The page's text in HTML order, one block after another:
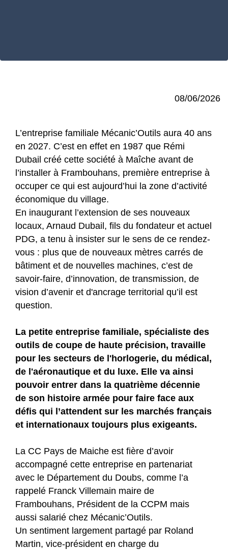
08/06/2026
L’entreprise familiale Mécanic’Outils aura 40 ans
en 2027. C’est en effet en 1987 que Rémi
Dubail créé cette société à Maîche avant de
l’installer à Frambouhans, première entreprise à
occuper ce qui est aujourd’hui la zone d’activité
économique du village.
En inaugurant l’extension de ses nouveaux
locaux, Arnaud Dubail, fils du fondateur et actuel
PDG, a tenu à insister sur le sens de ce rendez-
vous : plus que de nouveaux mètres carrés de
bâtiment et de nouvelles machines, c’est de
savoir-faire, d’innovation, de transmission, de
vision d’avenir et d'ancrage territorial qu’il est
question.
La petite entreprise familiale, spécialiste des
outils de coupe de haute précision, travaille
pour les secteurs de l'horlogerie, du médical,
de l'aéronautique et du luxe. Elle va ainsi
pouvoir entrer dans la quatrième décennie
de son histoire armée pour faire face aux
défis qui l’attendent sur les marchés français
et internationaux toujours plus exigeants.
La CC Pays de Maiche est fière d’avoir
accompagné cette entreprise en partenariat
avec le Département du Doubs, comme l’a
rappelé Franck Villemain maire de
Frambouhans, Président de la CCPM mais
aussi salarié chez Mécanic’Outils.
Un sentiment largement partagé par Roland
Martin, vice-président en charge du